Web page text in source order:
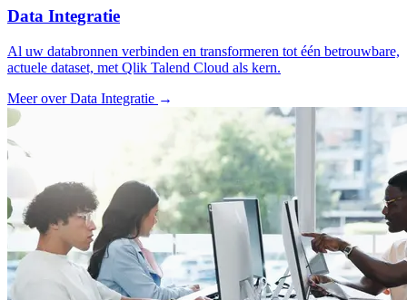
Data Integratie
Al uw databronnen verbinden en transformeren tot één betrouwbare,
actuele dataset, met Qlik Talend Cloud als kern.
Meer over Data Integratie →